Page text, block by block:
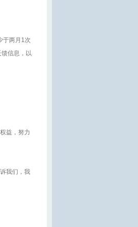
于两月1次
信息，以
益，努力
我们，我